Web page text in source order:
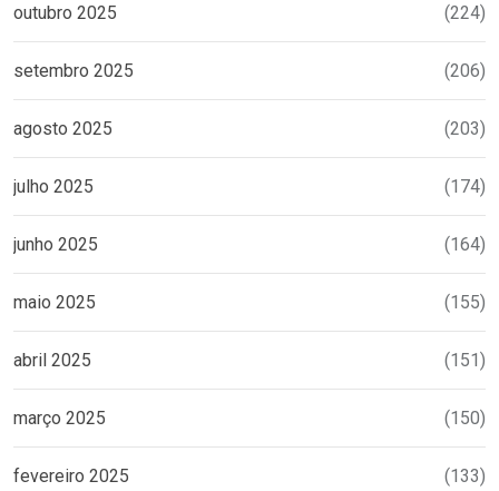
outubro 2025 (224)
setembro 2025 (206)
agosto 2025 (203)
julho 2025 (174)
junho 2025 (164)
maio 2025 (155)
abril 2025 (151)
março 2025 (150)
fevereiro 2025 (133)